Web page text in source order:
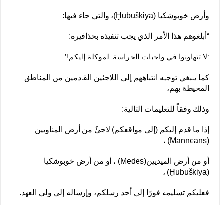
وأرض خوبوشكيا (Ḫubuškiya)، والتي جاء فيها:
“أبلغوهم هذا الأمر الذي يجب تنفيذه بحذافيره:
‘لا تتهاونوا في واجبات الحراسة الموكلة إليكم!’.
كما ينبغي توجيه انتباههم إلى اللاجئين القادمين من المناطق
المحيطة بهم،
وذلك وفقاً للتعليمات التالية:
إذا ما قدم إليكم (إلى مواقعكم) لاجئٌ من أرض المناويين
(Manneans) ،
أو من أرض الميديين(Medes) ، أو من أرض خوبوشكيا
(Ḫubuškiya) ،
فعليكم تسليمه فورًا إلى أحد رسلكم، وإرساله إلى ولي العهد.